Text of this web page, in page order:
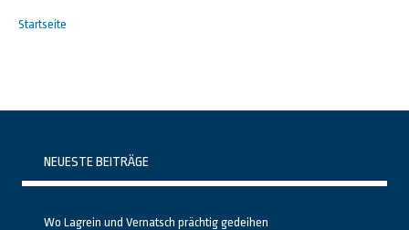
Startseite
NEUESTE BEITRÄGE
Wo Lagrein und Vernatsch prächtig gedeihen